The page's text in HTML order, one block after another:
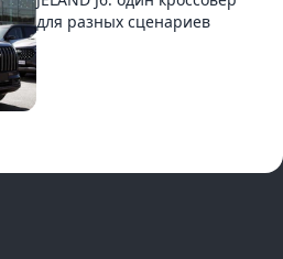
для разных сценариев